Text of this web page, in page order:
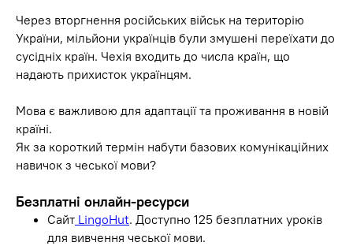
Через вторгнення російських військ на територію
України, мільйони українців були змушені переїхати до
сусідніх країн. Чехія входить до числа країн, що
надають прихисток українцям.
Мова є важливою для адаптації та проживання в новій
країні.
Як за короткий термін набути базових комунікаційних
навичок з чеської мови?
Безплатні онлайн-ресурси
Сайт LingoHut. Доступно 125 безплатних уроків
для вивчення чеської мови.